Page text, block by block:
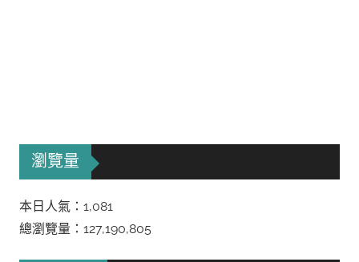
瀏覽量
本日人氣：1,081
總瀏覽量：127,190,805